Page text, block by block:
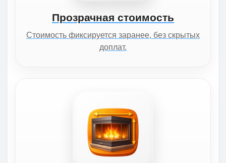
Прозрачная стоимость
Стоимость фиксируется заранее, без скрытых
доплат.